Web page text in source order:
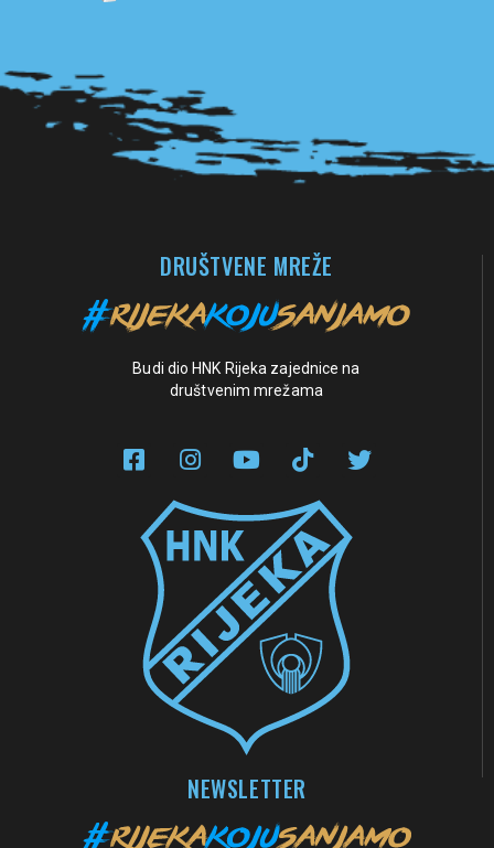
DRUŠTVENE MREŽE
Budi dio HNK Rijeka zajednice na
društvenim mrežama
NEWSLETTER